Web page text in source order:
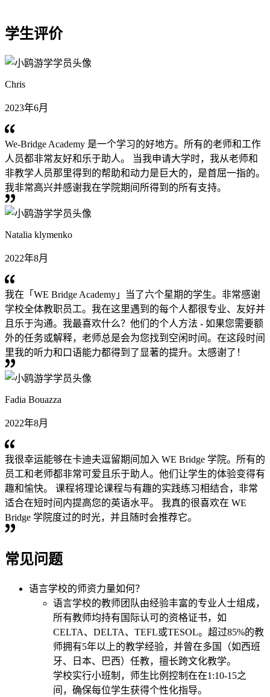
学生评价
Chris
2023年6月
We-Bridge Academy 是一个学习的好地方。所有的老师和工作
人员都非常友好和乐于助人。 当我申请大学时，我从老师和
非教学人员那里得到的帮助和动力是巨大的，是首屈一指的。
我非常高兴并感谢我在学院期间所得到的所有支持。
Natalia klymenko
2022年8月
我在「WE Bridge Academy」当了六个星期的学生。非常感谢
学校全体教职员工。我在这里遇到的每个人都很专业、友好并
且乐于沟通。我最喜欢什么？他们的个人方法 - 如果您需要额
外的任务或解释，老师总是会为您找到空闲时间。在这段时间
里我的听力和口语能力都得到了显著的提升。太感谢了！
Fadia Bouazza
2022年8月
我很幸运能够在卡迪夫逗留期间加入 WE Bridge 学院。所有的
员工和老师都非常可爱且乐于助人。他们让学生的体验变得有
趣和愉快。 课程将理论课程与有趣的实践练习相结合，非常
适合在短时间内提高您的英语水平。 我真的很喜欢在 WE
Bridge 学院度过的时光，并且随时会推荐它。
常见问题
语言学校的师资力量如何？
语言学校的教师团队由经验丰富的专业人士组成，
所有教师均持有国际认可的资格证书，如
CELTA、DELTA、TEFL或TESOL。超过85%的教
师拥有5年以上的教学经验，并曾在多国（如西班
牙、日本、巴西）任教，擅长跨文化教学。
学校实行小班制，师生比例控制在在1:10-15之
间，确保每位学生获得个性化指导。